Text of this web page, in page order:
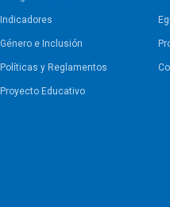
Indicadores
Género e Inclusión
Políticas y Reglamentos​
Proyecto Educativo